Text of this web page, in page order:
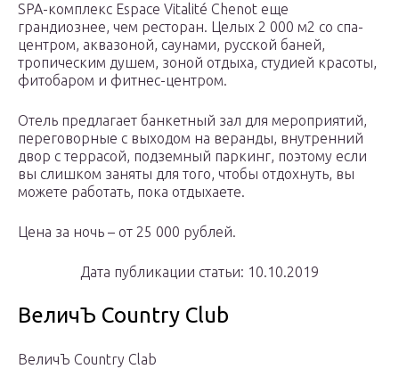
SPA-комплекс Espace Vitalité Chenot еще
грандиознее, чем ресторан. Целых 2 000 м2 со спа-
центром, аквазоной, саунами, русской баней,
тропическим душем, зоной отдыха, студией красоты,
фитобаром и фитнес-центром.
Отель предлагает банкетный зал для мероприятий,
переговорные с выходом на веранды, внутренний
двор с террасой, подземный паркинг, поэтому если
вы слишком заняты для того, чтобы отдохнуть, вы
можете работать, пока отдыхаете.
Цена за ночь – от 25 000 рублей.
Дата публикации статьи: 10.10.2019
ВеличЪ Country Club
ВеличЪ Country Clab